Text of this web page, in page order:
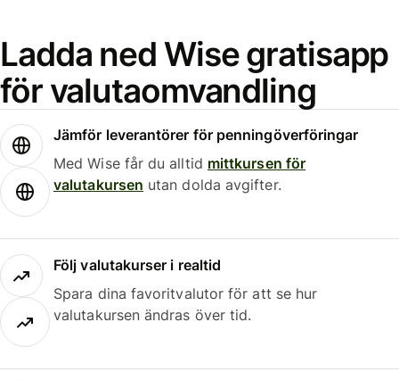
Ladda ned Wise gratisapp
för valutaomvandling
Jämför leverantörer för penningöverföringar
Med Wise får du alltid mittkursen för
valutakursen utan dolda avgifter.
Följ valutakurser i realtid
Spara dina favoritvalutor för att se hur
valutakursen ändras över tid.